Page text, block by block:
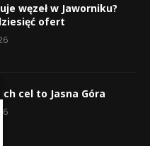
węzeł w Jaworniku?
ofert
Ich cel to Jasna Góra